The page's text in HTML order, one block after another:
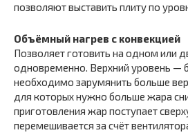
позволяют выставить плиту по
Объёмный нагрев с конвекцией
Позволяет готовить на одном или
одновременно. Верхний уровень —
необходимо зарумянить больше
для которых нужно больше жара
приготовления жар поступает
перемешивается за счёт